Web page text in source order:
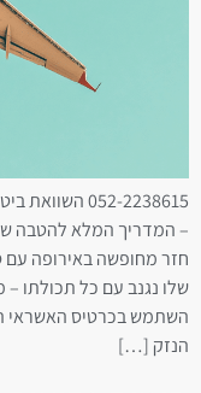
052-2238615
– המדריך המלא להטבה
חזר מחופשה באירופה עם
שלו נגנב עם כל תכולתו
השתמש בכרטיס האשראי
הנזק […]